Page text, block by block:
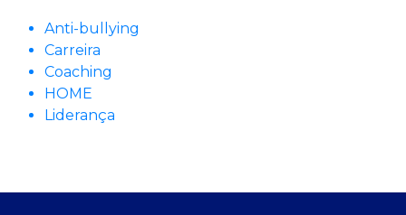
Anti-bullying
Carreira
Coaching
HOME
Liderança